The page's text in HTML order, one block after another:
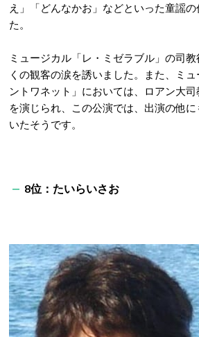
え」「どんなかお」などといった童謡
た。
ミュージカル「レ・ミゼラブル」の司
くの観客の涙を誘いました。また、ミ
ントワネット」においては、ロアン大
を演じられ、この公演では、出演の他
いたそうです。
8位：たいらいさお